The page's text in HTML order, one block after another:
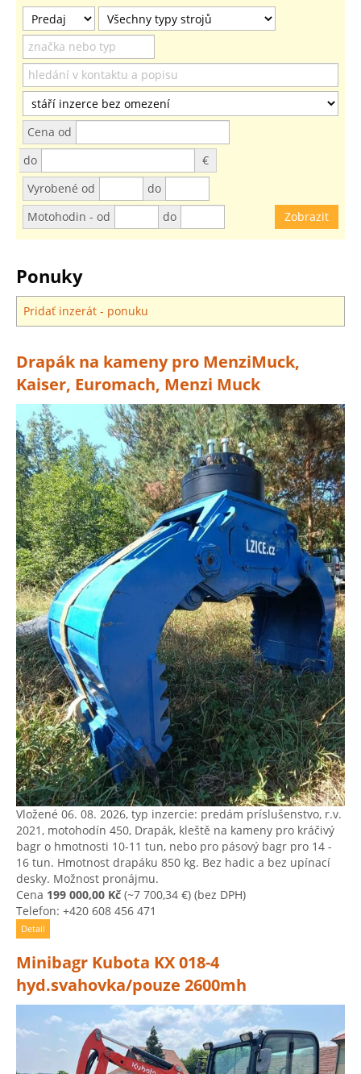
Cena od
do
€
Vyrobené od
do
Motohodin - od
do
Ponuky
Pridať inzerát - ponuku
Drapák na kameny pro MenziMuck,
Kaiser, Euromach, Menzi Muck
Vložené 06. 08. 2026, typ inzercie: predám príslušenstvo, r.v.
2021, motohodín 450, Drapák, kleště na kameny pro kráčivý
bagr o hmotnosti 10-11 tun, nebo pro pásový bagr pro 14 -
16 tun. Hmotnost drapáku 850 kg. Bez hadic a bez upínací
desky. Možnost pronájmu.
Cena 199 000,00 Kč (~7 700,34 €) (bez DPH)
Telefon: +420 608 456 471
Detail
Minibagr Kubota KX 018-4
hyd.svahovka/pouze 2600mh